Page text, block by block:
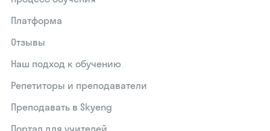
Платформа
Отзывы
Наш подход к обучению
Репетиторы и преподаватели
Преподавать в Skyeng